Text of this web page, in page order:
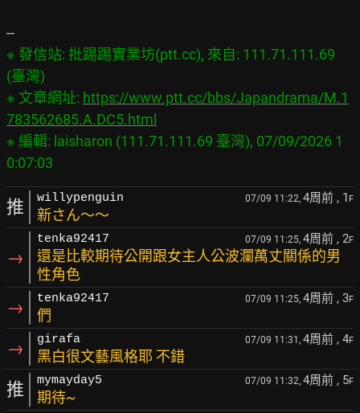
※ 發信站: 批踢踢實業坊(ptt.cc), 來自: 111.71.111.69
(臺灣)
※ 文章網址: https://www.ptt.cc/bbs/Japandrama/M.1
783562685.A.DC5.html
※ 編輯: laisharon (111.71.111.69 臺灣), 07/09/2026 1
推 willypenguin 07/09 11:22, 4周前 , 1 F
新さん～～
→
tenka92417 07/09 11:25, 4周前 , 2F
還是比較期待公開跟女主人公波瀾萬丈關係的男
性角色
→ tenka92417 07/09 11:25, 4周前 , 3F
們
→ girafa 07/09 11:31, 4周前 , 4F
黑白很文藝風格耶 不錯
推 mymayday5 07/09 11:32, 4周前 , 5F
期待~